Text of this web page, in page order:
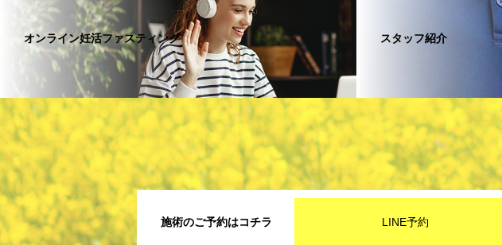
オンライン妊活ファスティング スタッフ紹介
施術のご予約はコチラ LINE予約